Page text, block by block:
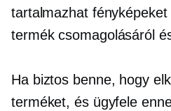
tartalmazhat
termék csomagolásáról
Ha biztos benne, hogy
terméket, és ügyfele